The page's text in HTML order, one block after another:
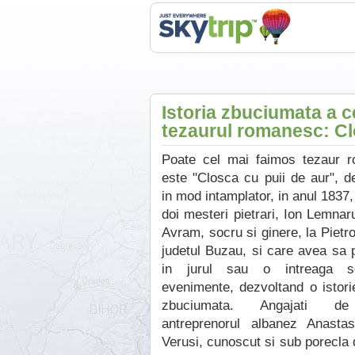
Istoria zbuciumata a
tezaurul romanesc:
Poate cel mai faimos tezaur
este "Closca cu puii de aur",
in mod intamplator, in anul
doi mesteri pietrari, Ion
Avram, socru si ginere, la
judetul Buzau, si care avea sa
in jurul sau o intreaga
evenimente, dezvoltand o
zbuciumata. Angajati
antreprenorul albanez
Verusi, cunoscut si sub porecla